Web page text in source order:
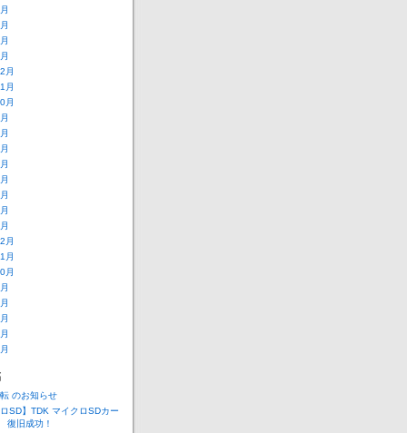
月
月
月
月
月
月
のお知らせ
ロSD】TDK マイクロSDカー
旧成功！